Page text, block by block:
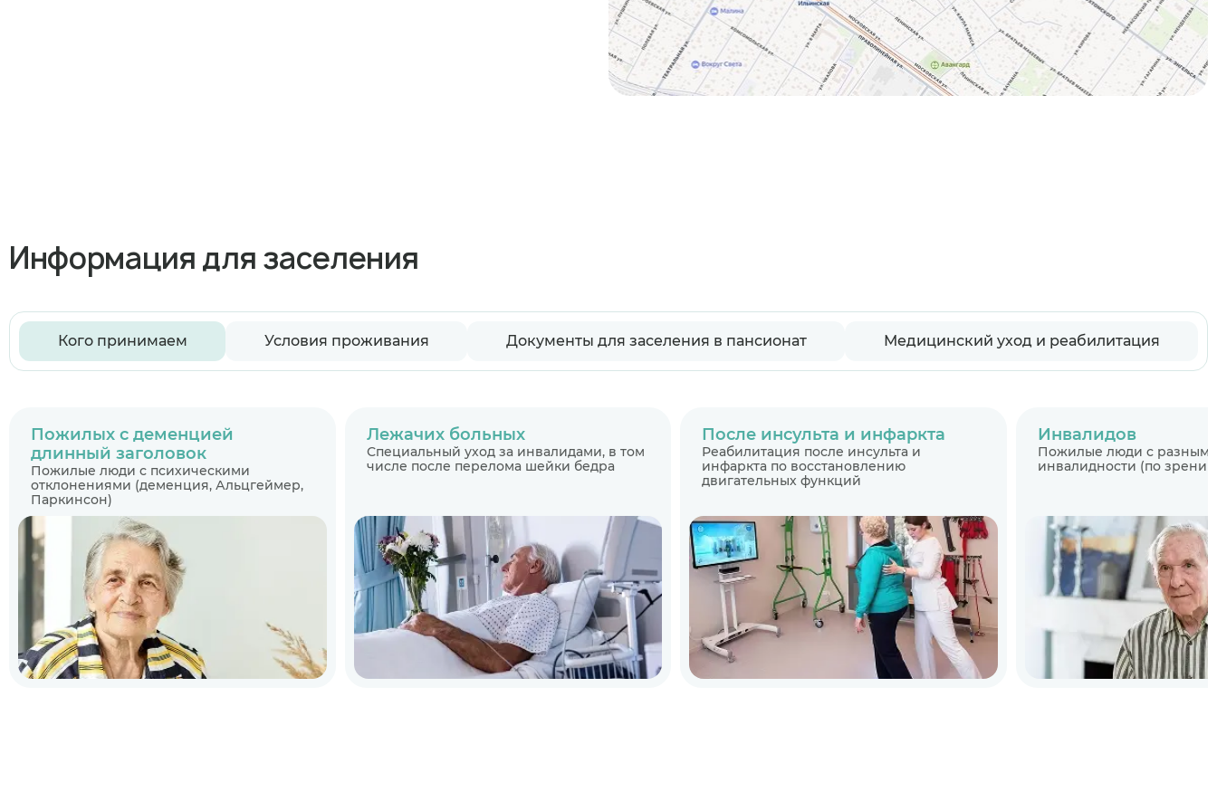
Информация для заселения
Кого принимаем Условия проживания Документы для заселения в пансионат Медицинский уход и реабилитация
Пожилых с деменцией
длинный заголовок
Пожилые люди с психическими
отклонениями (деменция, Альцгеймер,
Паркинсон)
Лежачих больных
Специальный уход за инвалидами, в том
числе после перелома шейки бедра
После инсульта и инфаркта
Реабилитация после инсульта и
инфаркта по восстановлению
двигательных функций
Инвалидов
Пожилые люди с
инвалидности (по